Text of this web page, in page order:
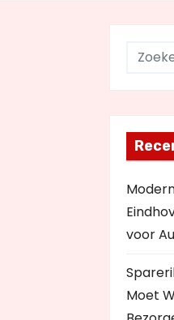
voor
Moet